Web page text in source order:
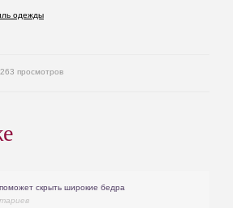
одежды
просмотров
скрыть широкие бедра